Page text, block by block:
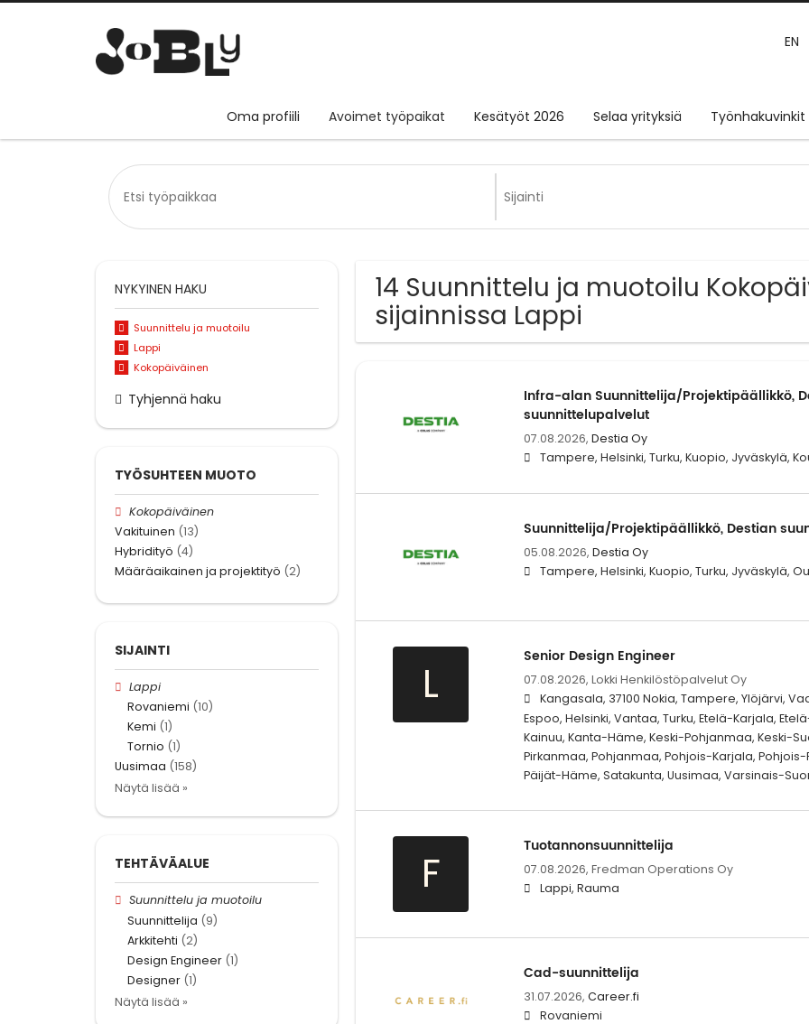
EN
Oma profiili Avoimet työpaikat Kesätyöt 2026 Selaa yrityksiä Työnhakuvinkit
14 Suunnittelu ja muotoilu
sijainnissa Lappi
Infra-alan Suunnittelija/Projektipäällikkö,
suunnittelupalvelut
07.08.2026, Destia Oy
Tampere, Helsinki, Turku, Kuopio, Jyväskylä,
Suunnittelija/Projektipäällikkö, Destian
05.08.2026, Destia Oy
Tampere, Helsinki, Kuopio, Turku, Jyväskylä,
L
Senior Design Engineer
07.08.2026, Lokki Henkilöstöpalvelut Oy
Kangasala, 37100 Nokia, Tampere, Ylöjärvi,
Espoo, Helsinki, Vantaa, Turku, Etelä-Karjala,
Kainuu, Kanta-Häme, Keski-Pohjanmaa, Keski-
Pirkanmaa, Pohjanmaa, Pohjois-Karjala,
Päijät-Häme, Satakunta, Uusimaa, Varsinais-
F
Tuotannonsuunnittelija
07.08.2026, Fredman Operations Oy
Lappi, Rauma
Cad-suunnittelija
31.07.2026, Career.fi
Rovaniemi
NYKYINEN HAKU
Suunnittelu ja muotoilu
Lappi
Kokopäiväinen
Tyhjennä haku
TYÖSUHTEEN MUOTO
Kokopäiväinen
Vakituinen (13)
Hybridityö (4)
Määräaikainen ja projektityö (2)
SIJAINTI
Lappi
Rovaniemi (10)
Kemi (1)
Tornio (1)
Uusimaa (158)
Näytä lisää »
TEHTÄVÄALUE
Suunnittelu ja muotoilu
Suunnittelija (9)
Arkkitehti (2)
Design Engineer (1)
Designer (1)
Näytä lisää »